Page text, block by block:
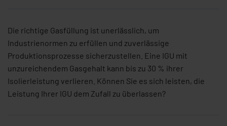
Die richtige Gasfüllung ist unerlässlich, um
Industrienormen zu erfüllen und zuverlässige
Produktionsprozesse sicherzustellen. Eine IGU mit
unzureichendem Gasgehalt kann bis zu 30 % ihrer
Isolierleistung verlieren. Können Sie es sich leisten, die
Leistung Ihrer IGU dem Zufall zu überlassen?